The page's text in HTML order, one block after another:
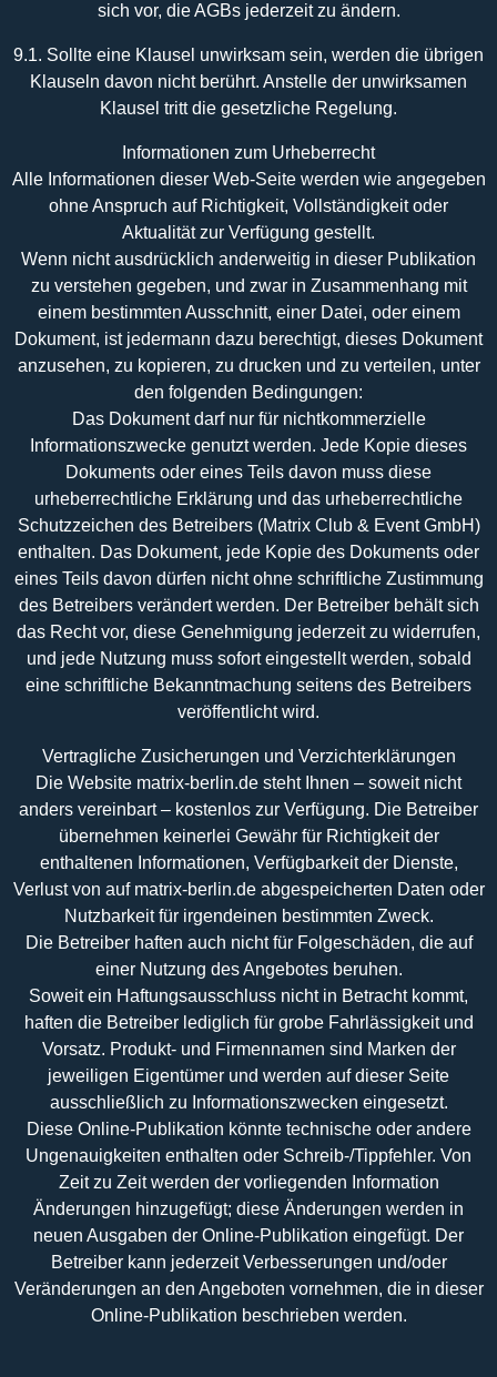
sich vor, die AGBs jederzeit zu ändern.
9.1. Sollte eine Klausel unwirksam sein, werden die übrigen
Klauseln davon nicht berührt. Anstelle der unwirksamen
Klausel tritt die gesetzliche Regelung.
Informationen zum Urheberrecht
Alle Informationen dieser Web-Seite werden wie angegeben
ohne Anspruch auf Richtigkeit, Vollständigkeit oder
Aktualität zur Verfügung gestellt.
Wenn nicht ausdrücklich anderweitig in dieser Publikation
zu verstehen gegeben, und zwar in Zusammenhang mit
einem bestimmten Ausschnitt, einer Datei, oder einem
Dokument, ist jedermann dazu berechtigt, dieses Dokument
anzusehen, zu kopieren, zu drucken und zu verteilen, unter
den folgenden Bedingungen:
Das Dokument darf nur für nichtkommerzielle
Informationszwecke genutzt werden. Jede Kopie dieses
Dokuments oder eines Teils davon muss diese
urheberrechtliche Erklärung und das urheberrechtliche
Schutzzeichen des Betreibers (Matrix Club & Event GmbH)
enthalten. Das Dokument, jede Kopie des Dokuments oder
eines Teils davon dürfen nicht ohne schriftliche Zustimmung
des Betreibers verändert werden. Der Betreiber behält sich
das Recht vor, diese Genehmigung jederzeit zu widerrufen,
und jede Nutzung muss sofort eingestellt werden, sobald
eine schriftliche Bekanntmachung seitens des Betreibers
veröffentlicht wird.
Vertragliche Zusicherungen und Verzichterklärungen
Die Website matrix-berlin.de steht Ihnen – soweit nicht
anders vereinbart – kostenlos zur Verfügung. Die Betreiber
übernehmen keinerlei Gewähr für Richtigkeit der
enthaltenen Informationen, Verfügbarkeit der Dienste,
Verlust von auf matrix-berlin.de abgespeicherten Daten oder
Nutzbarkeit für irgendeinen bestimmten Zweck.
Die Betreiber haften auch nicht für Folgeschäden, die auf
einer Nutzung des Angebotes beruhen.
Soweit ein Haftungsausschluss nicht in Betracht kommt,
haften die Betreiber lediglich für grobe Fahrlässigkeit und
Vorsatz. Produkt- und Firmennamen sind Marken der
jeweiligen Eigentümer und werden auf dieser Seite
ausschließlich zu Informationszwecken eingesetzt.
Diese Online-Publikation könnte technische oder andere
Ungenauigkeiten enthalten oder Schreib-/Tippfehler. Von
Zeit zu Zeit werden der vorliegenden Information
Änderungen hinzugefügt; diese Änderungen werden in
neuen Ausgaben der Online-Publikation eingefügt. Der
Betreiber kann jederzeit Verbesserungen und/oder
Veränderungen an den Angeboten vornehmen, die in dieser
Online-Publikation beschrieben werden.